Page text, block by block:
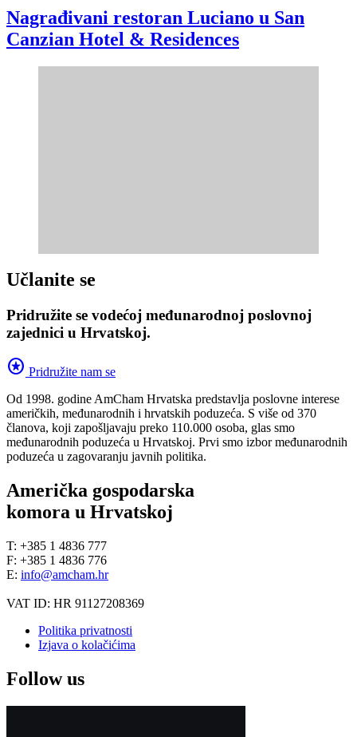
Nagrađivani restoran Luciano u San
Canzian Hotel & Residences
Učlanite se
Pridružite se vodećoj međunarodnoj poslovnoj
zajednici u Hrvatskoj.
stars Pridružite nam se
Od 1998. godine AmCham Hrvatska predstavlja poslovne interese
američkih, međunarodnih i hrvatskih poduzeća. S više od 370
članova, koji zapošljavaju preko 110.000 osoba, glas smo
međunarodnih poduzeća u Hrvatskoj. Prvi smo izbor međunarodnih
poduzeća u zagovaranju javnih politika.
Američka gospodarska
komora u Hrvatskoj
T: +385 1 4836 777
F: +385 1 4836 776
E: info@amcham.hr
VAT ID: HR 91127208369
Politika privatnosti
Izjava o kolačićima
Follow us